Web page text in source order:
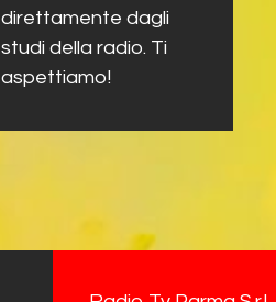
direttamente dagli
studi della radio. Ti
aspettiamo!